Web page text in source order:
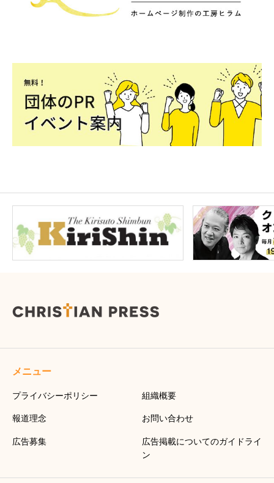
メニュー
プライバシーポリシー 組織概要
報道理念 お問い合わせ
広告募集
広告掲載についてのガイドライ
ン